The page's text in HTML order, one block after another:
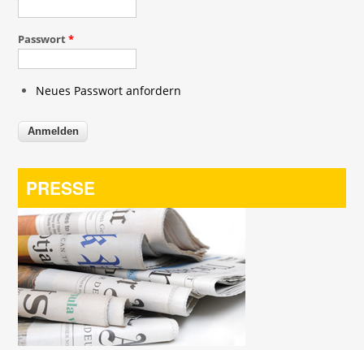
Passwort*
Neues Passwort anfordern
PRESSE